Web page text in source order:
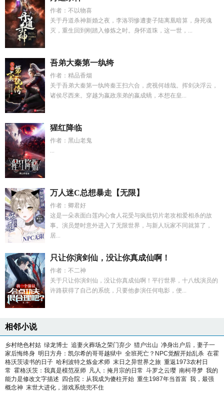
作者：不以物喜
关于丹道杀神新婚之夜，李洛羽惨遭妻子陆离凰暗算，身死魂
灭，重生回到刚踏入修炼之时。身怀道珠，这一世，...
吾弟大秦第一纨绔
作者：精品香烟
关于吾弟大秦第一纨绔秦王扫六合，虎视何雄哉。挥剑决浮云，
诸侯尽西来。穿越为嬴政亲弟的嬴成蟜，本想在皇...
猩红降临
作者：黑山老鬼
...
万人迷C总想暴走【无限】
作者：卿君好
这是一朵表面白莲内心食人花受与疯批切片老攻相爱相杀的故
事。演员楚时意外进入了无限世界，与新人玩家不同就算了，
居...
只让你演剑仙，没让你真成仙啊！
作者：不二神
关于只让你演剑仙，没让你真成仙啊！平行世界，十八线演员的
许路获得了自己的系统，只要他参演任何电影，便...
相邻小说
乡村绝色村姑 绿龙博士 追妻火葬场之荣门弃少 猎户出山 净身出户后，妻子一
家后悔终身 明日方舟：凯尔希的哥哥越狱中 全班死亡？NPC觉醒开始乱杀 在霍
格沃茨读书的日子 哈利波特之炼金术师 末日之异世界之旅 重返1973农村日
常 霍格沃茨：我真是模范巫师 凡人：掩月宗的日常 斗罗之云璎 南柯寻梦 我的
能力是修改文字描述
四合院：从我成为傻柱开始 重生1987年当首富 我，最强
概念神 末世大进化，游戏系统兜不住